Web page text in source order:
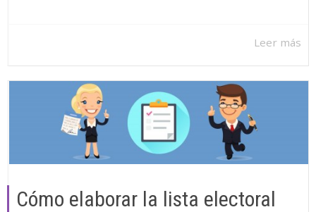
Leer más
Cómo elaborar la lista electoral